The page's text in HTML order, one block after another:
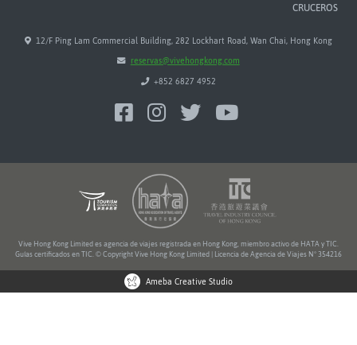
CRUCEROS
12/F Ping Lam Commercial Building, 282 Lockhart Road, Wan Chai, Hong Kong
reservas@vivehongkong.com
+852 6827 4952
Vive Hong Kong Limited es agencia de viajes registrada en Hong Kong, miembro activo de HATA y TIC.
Guías certificados en TIC. © Copyright Vive Hong Kong Limited | Licencia de Agencia de Viajes Nº 354216
Ameba Creative Studio